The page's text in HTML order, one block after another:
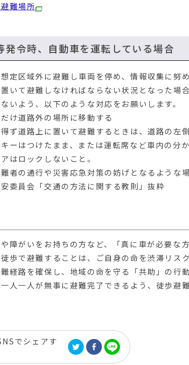
難場所
発令時、自動車を運転している場合
定区域外に避難し車両を停め、情報収集に努
いて避難しなければならない状況となった場
いよう、以下のような対応をお願いします。
け道路外の場所に移動する
ず道路上に置いて避難するときは、道路の左
はつけたまま、または運転席など車内の分
ロックしないこと。
者の通行や災害応急対策の妨げとなるような
委員会「交通の方法に関する教則」抜粋
障がいをお持ちの方など、「真に車が必要な方
歩で避難することは、ご自身の命を渋滞リス
経路を確保し、地域の命を守る「共助」の行動
人一人が無事に避難完了できるよう、徒歩避
でシェアす